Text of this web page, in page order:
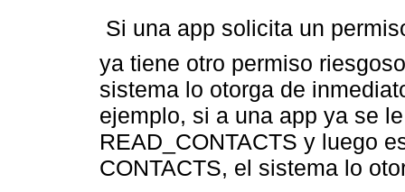
 Si una app solicita un
ya tiene otro permiso
sistema lo otorga de
ejemplo, si a una app ya se
READ_CONTACTS y luego
CONTACTS, el sistema lo